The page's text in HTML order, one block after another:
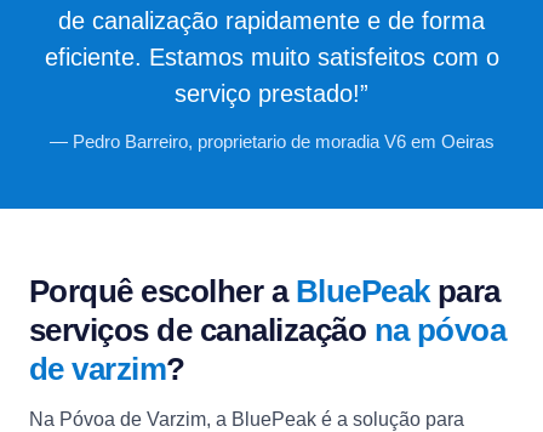
de canalização rapidamente e de forma
eficiente. Estamos muito satisfeitos com o
serviço prestado!”
— Pedro Barreiro, proprietario de moradia V6 em Oeiras
Porquê escolher a BluePeakpara
serviços de canalização na póvoa
de varzim?
Na Póvoa de Varzim, a BluePeak é a solução para